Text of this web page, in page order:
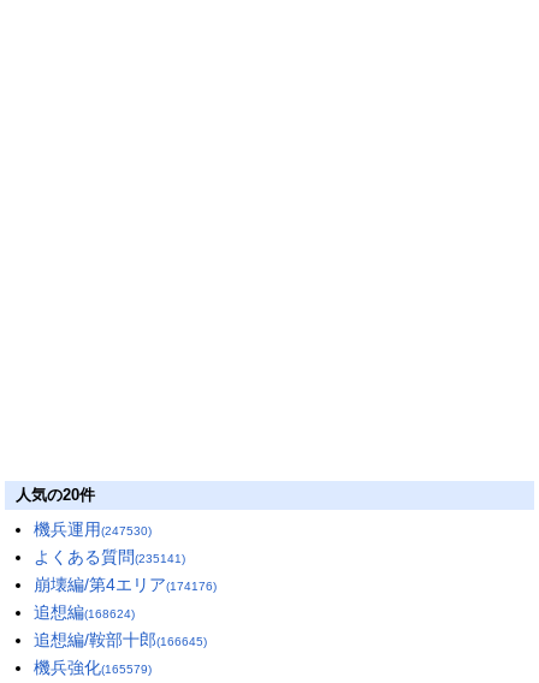
人気の20件
機兵運用(247530)
よくある質問(235141)
崩壊編/第4エリア(174176)
追想編(168624)
追想編/鞍部十郎(166645)
機兵強化(165579)